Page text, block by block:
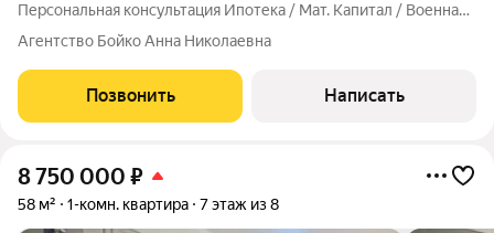
Персональная консультация Ипотека / Мат. Капитал / Военная
ипотека Юр.Сопровождение Квартира с ремонтом в
или личной жизни рядом с курортной
Агентство Бойко Анна Николаевна
Позвонить Написать
8 750 000 ₽
58 м² 1-комн. квартира 7 этаж из 8